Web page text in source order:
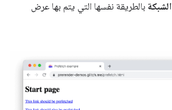
الشبكة بالطريقة نفسها التي يتم بها عرض